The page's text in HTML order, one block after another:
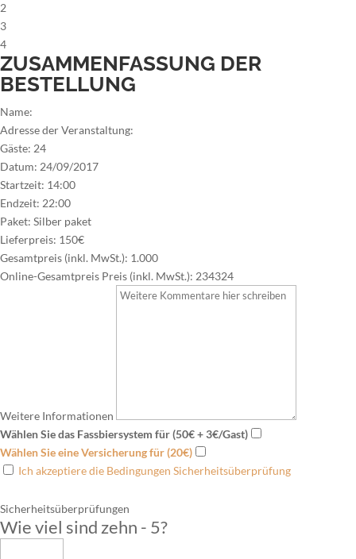
2
3
4
ZUSAMMENFASSUNG DER
BESTELLUNG
Name:
Adresse der Veranstaltung:
Gäste: 24
Datum: 24/09/2017
Startzeit: 14:00
Endzeit: 22:00
Paket: Silber paket
Lieferpreis: 150€
Gesamtpreis (inkl. MwSt.): 1.000
Online-Gesamtpreis Preis (inkl. MwSt.): 234324
Weitere Informationen
Wählen Sie das Fassbiersystem für (50€ + 3€/Gast)
Wählen Sie eine Versicherung für (20€)
Ich akzeptiere die Bedingungen Sicherheitsüberprüfung
Sicherheitsüberprüfungen
Wie viel sind zehn - 5?